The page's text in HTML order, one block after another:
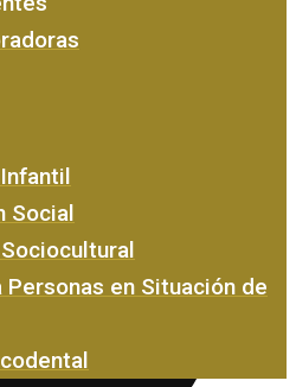
Social
Personas en Situación de